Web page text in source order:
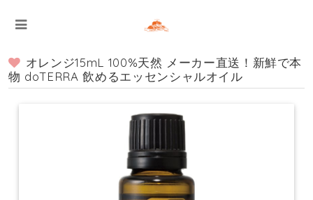
オレンジ15mL 100%天然 メーカー直送！新鮮で本
物 doTERRA 飲めるエッセンシャルオイル